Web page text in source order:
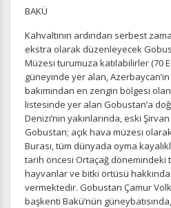
BAKÜ
Kahvaltının ardından serbest
ekstra olarak düzenleyecek
Müzesi turumuza katılabilirler (70
güneyinde yer alan,
bakımından en zengin bölgesi
listesinde yer alan Gobustan’a
Denizi’nin yakınlarında, eski
Gobustan; açık hava müzesi
Burası, tüm dünyada oyma
tarih öncesi Ortaçağ dönemindeki
hayvanlar ve bitki örtüsü
vermektedir. Gobustan Çamur
başkenti Bakü’nün